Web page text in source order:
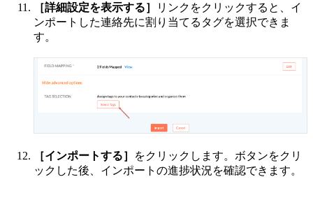
［詳細設定を表示する］
リンクをクリックすると、イ
ンポートした連絡先に割り当てるタグを選択できま
す。
［インポートする］ をクリックします。 ボタンをクリ
ックした後、インポートの進捗状況を確認できます。